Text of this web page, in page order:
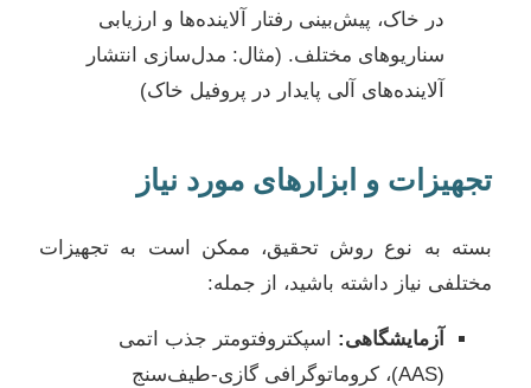
در خاک، پیش‌بینی رفتار آلاینده‌ها و ارزیابی
سناریوهای مختلف. (مثال: مدل‌سازی انتشار
آلاینده‌های آلی پایدار در پروفیل خاک)
تجهیزات و ابزارهای مورد نیاز
بسته به نوع روش تحقیق، ممکن است به تجهیزات
مختلفی نیاز داشته باشید، از جمله:
آزمایشگاهی: اسپکتروفتومتر جذب اتمی
(AAS)، کروماتوگرافی گازی-طیف‌سنج